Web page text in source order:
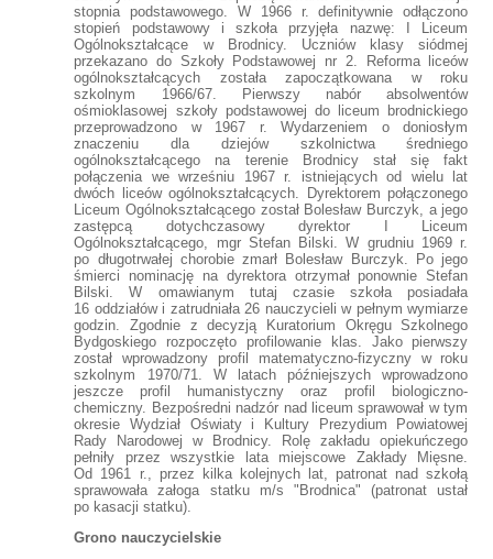
stopnia podstawowego. W 1966 r. definitywnie odłączono
stopień podstawowy i szkoła przyjęła nazwę: I Liceum
Ogólnokształcące w Brodnicy. Uczniów klasy siódmej
przekazano do Szkoły Podstawowej nr 2. Reforma liceów
ogólnokształcących została zapoczątkowana w roku
szkolnym 1966/67. Pierwszy nabór absolwentów
ośmioklasowej szkoły podstawowej do liceum brodnickiego
przeprowadzono w 1967 r. Wydarzeniem o doniosłym
znaczeniu dla dziejów szkolnictwa średniego
ogólnokształcącego na terenie Brodnicy stał się fakt
połączenia we wrześniu 1967 r. istniejących od wielu lat
dwóch liceów ogólnokształcących. Dyrektorem połączonego
Liceum Ogólnokształcącego został Bolesław Burczyk, a jego
zastępcą dotychczasowy dyrektor I Liceum
Ogólnokształcącego, mgr Stefan Bilski. W grudniu 1969 r.
po długotrwałej chorobie zmarł Bolesław Burczyk. Po jego
śmierci nominację na dyrektora otrzymał ponownie Stefan
Bilski. W omawianym tutaj czasie szkoła posiadała
16 oddziałów i zatrudniała 26 nauczycieli w pełnym wymiarze
godzin. Zgodnie z decyzją Kuratorium Okręgu Szkolnego
Bydgoskiego rozpoczęto profilowanie klas. Jako pierwszy
został wprowadzony profil matematyczno-fizyczny w roku
szkolnym 1970/71. W latach późniejszych wprowadzono
jeszcze profil humanistyczny oraz profil biologiczno-
chemiczny. Bezpośredni nadzór nad liceum sprawował w tym
okresie Wydział Oświaty i Kultury Prezydium Powiatowej
Rady Narodowej w Brodnicy. Rolę zakładu opiekuńczego
pełniły przez wszystkie lata miejscowe Zakłady Mięsne.
Od 1961 r., przez kilka kolejnych lat, patronat nad szkołą
sprawowała załoga statku m/s "Brodnica" (patronat ustał
po kasacji statku).
Grono nauczycielskie